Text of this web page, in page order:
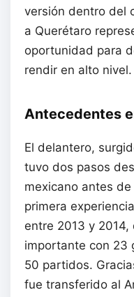
versión dentro del
a Querétaro
oportunidad para
rendir en alto nivel.
Antecedentes
El delantero,
tuvo dos pasos
mexicano antes
primera
entre 2013 y
importante con 23
50 partidos.
fue transferido al